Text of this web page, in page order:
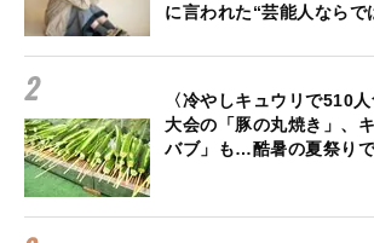
に言われた“芸能人ならで
〈冷やしキュウリで510
大会の「豚の丸焼き」、
バブ」も…酷暑の夏祭り